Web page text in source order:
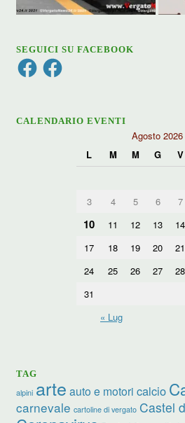
SEGUICI SU FACEBOOK
FacebookFacebook
CALENDARIO EVENTI
Agosto 2026
L
M M G V
3
4 5 6 7
10 11 12 13 14
17
18 19 20 21
24
25 26 27 28
31
« Lug
TAG
alpini arte auto e motori calcio
carnevale cartoline di vergato Castel